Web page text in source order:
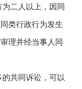
二人以上，因同
类行政行为发生
理并经当事人同
共同诉讼，可以